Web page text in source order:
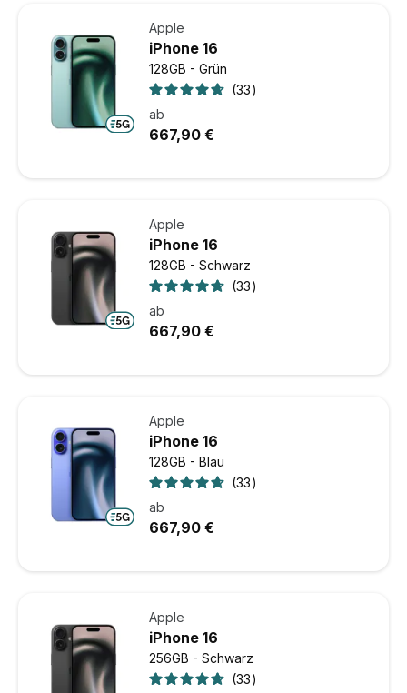
Apple
iPhone 16
128GB - Grün
33
ab
667,90 €
Apple
iPhone 16
128GB - Schwarz
33
ab
667,90 €
Apple
iPhone 16
128GB - Blau
33
ab
667,90 €
Apple
iPhone 16
256GB - Schwarz
33